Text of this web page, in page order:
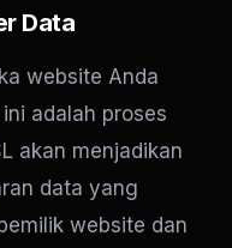
Data
website Anda
adalah proses
akan menjadikan
data yang
website dan